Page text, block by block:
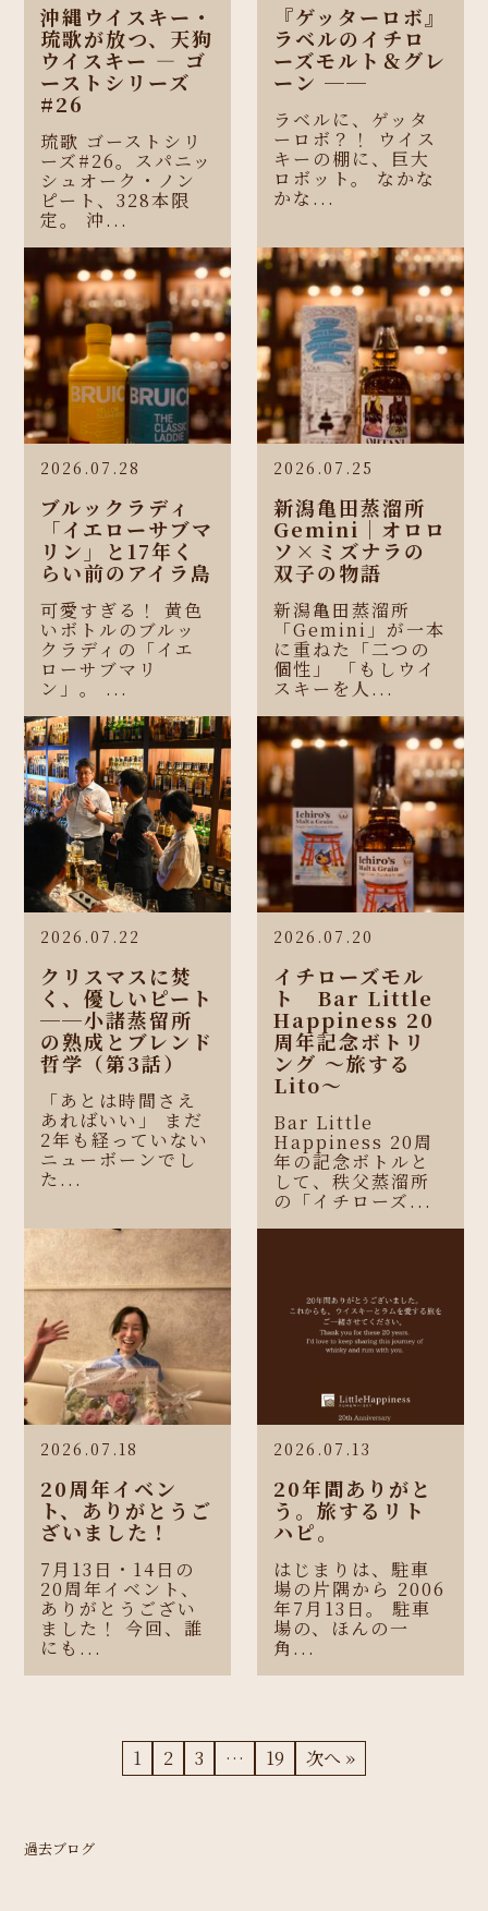
沖縄ウイスキー・
琉歌が放つ、天狗
ウイスキー ― ゴ
ーストシリーズ
#26
琉歌 ゴーストシリ
ーズ#26。スパニッ
シュオーク・ノン
ピート、328本限
定。 沖...
『ゲッターロボ』
ラベルのイチロ
ーズモルト＆グレ
ーン ──
ラベルに、ゲッタ
ーロボ？！ ウイス
キーの棚に、巨大
ロボット。 なかな
かな...
2026.07.28
ブルックラディ
「イエローサブマ
リン」と17年く
らい前のアイラ島
可愛すぎる！ 黄色
いボトルのブルッ
クラディの「イエ
ローサブマリ
ン」。 ...
2026.07.25
新潟亀田蒸溜所
Gemini｜オロロ
ソ×ミズナラの
双子の物語
新潟亀田蒸溜所
「Gemini」が一本
に重ねた「二つの
個性」 「もしウイ
スキーを人...
2026.07.22
クリスマスに焚
く、優しいピート
──小諸蒸留所
の熟成とブレンド
哲学（第3話）
「あとは時間さえ
あればいい」 まだ
2年も経っていない
ニューボーンでし
た...
2026.07.20
イチローズモル
ト Bar Little
Happiness 20
周年記念ボトリ
ング 〜旅する
Lito〜
Bar Little
Happiness 20周
年の記念ボトルと
して、秩父蒸溜所
の「イチローズ...
2026.07.18
20周年イベン
ト、ありがとうご
ざいました！
7月13日・14日の
20周年イベント、
ありがとうござい
ました！ 今回、誰
にも...
2026.07.13
20年間ありがと
う。旅するリト
ハピ。
はじまりは、駐車
場の片隅から 2006
年7月13日。 駐車
場の、ほんの一
角...
1 2 3 … 19 次へ »
過去ブログ